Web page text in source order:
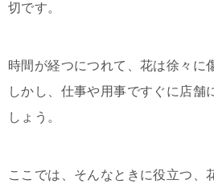
切です。
時間が経つにつれて、花は徐々に
しかし、仕事や用事ですぐに店舗
しょう。
ここでは、そんなときに役立つ、